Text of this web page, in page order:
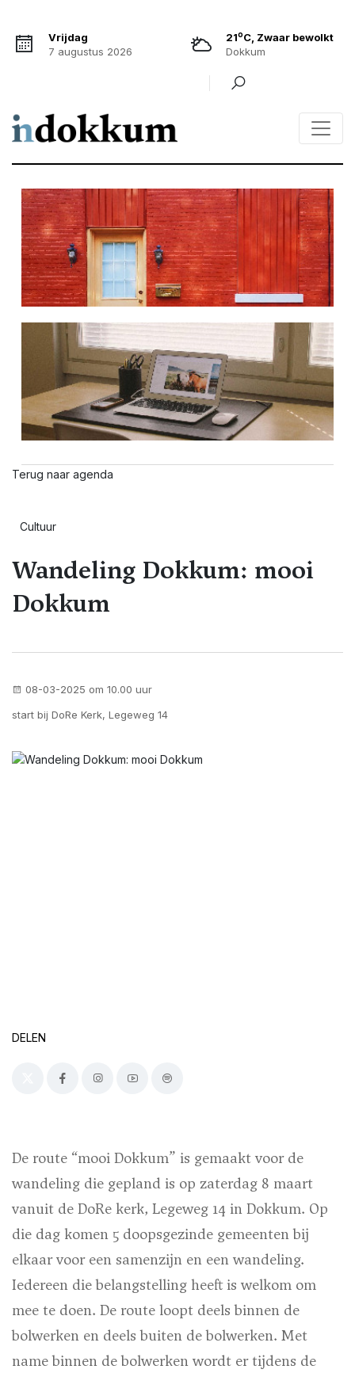
Vrijdag
7 augustus 2026
21oC, Zwaar bewolkt
Dokkum
Terug naar agenda
Cultuur
Wandeling Dokkum: mooi
Dokkum
08-03-2025 om 10.00 uur
start bij DoRe Kerk, Legeweg 14
DELEN
De route “mooi Dokkum” is gemaakt voor de
wandeling die gepland is op zaterdag 8 maart
vanuit de DoRe kerk, Legeweg 14 in Dokkum. Op
die dag komen 5 doopsgezinde gemeenten bij
elkaar voor een samenzijn en een wandeling.
Iedereen die belangstelling heeft is welkom om
mee te doen. De route loopt deels binnen de
bolwerken en deels buiten de bolwerken. Met
name binnen de bolwerken wordt er tijdens de